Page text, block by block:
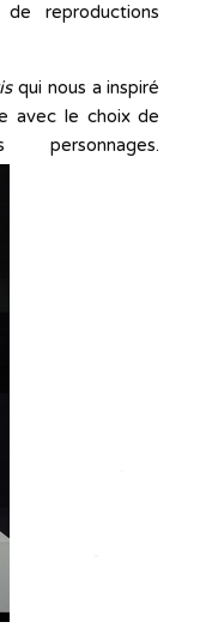
reproductions
qui nous a inspiré
avec le choix de